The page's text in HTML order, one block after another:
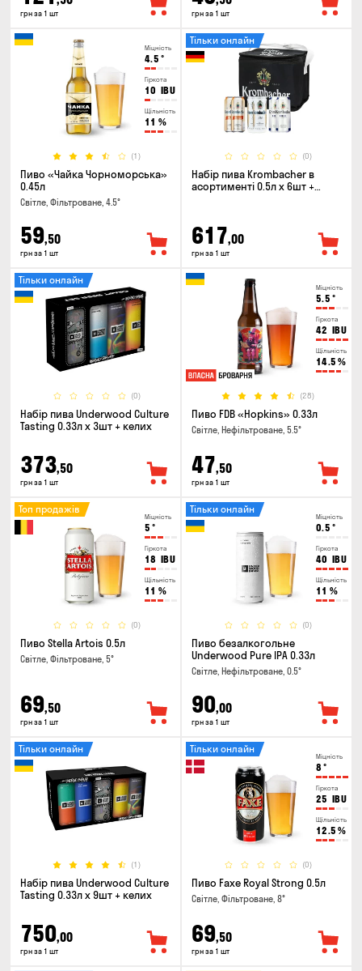
грн за 1 шт грн за 1 шт
Міцність
4.5 °
Гіркота
10 IBU
Щільність
11 %
(1)
Пиво «Чайка Чорноморська»
0.45л
Світле, Фільтроване, 4.5°
59,50
грн за 1 шт
(0)
Тільки онлайн
Набір пива Krombacher в
асортименті 0.5л х 6шт +
617,00
грн за 1 шт
(0)
Тільки онлайн
Набір пива Underwood Culture
Tasting 0.33л x 3шт + келих
373,50
грн за 1 шт
Міцність
5.5 °
Гіркота
42 IBU
Щільність
14.5 %
(28)
Пиво FDB «Hopkins» 0.33л
Світле, Нефільтроване, 5.5°
47,50
грн за 1 шт
Міцність
5 °
Гіркота
18 IBU
Щільність
11 %
(0)
Топ продажів
Пиво Stella Artois 0.5л
Світле, Фільтроване, 5°
69,50
грн за 1 шт
Міцність
0.5 °
Гіркота
40 IBU
Щільність
11 %
(0)
Тільки онлайн
Пиво безалкогольне
Underwood Pure IPA 0.33л
Світле, Нефільтроване, 0.5°
90,00
грн за 1 шт
(1)
Тільки онлайн
Набір пива Underwood Culture
Tasting 0.33л x 9шт + келих
750,00
грн за 1 шт
Міцність
8 °
Гіркота
25 IBU
Щільність
12.5 %
(0)
Тільки онлайн
Пиво Faxe Royal Strong 0.5л
Світле, Фільтроване, 8°
69,50
грн за 1 шт